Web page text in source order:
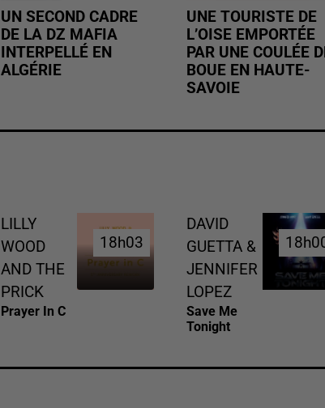
UN SECOND CADRE
DE LA DZ MAFIA
INTERPELLÉ EN
ALGÉRIE
UNE TOURISTE DE
L’OISE EMPORTÉE
PAR UNE COULÉE
BOUE EN HAUTE-
SAVOIE
LILLY
WOOD
AND THE
PRICK
Prayer In C
18h03
18h03
DAVID
GUETTA &
JENNIFER
LOPEZ
Save Me
Tonight